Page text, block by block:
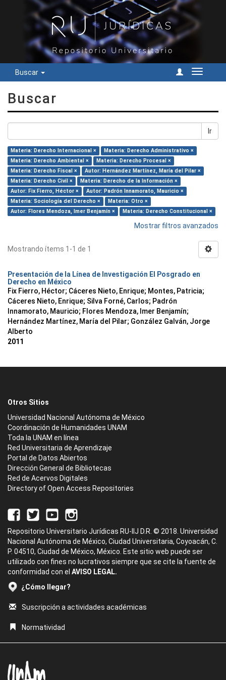
Buscar
Cambiar
Buscar
Ir
Materia: Derecho Internacional ×
Materia: Derecho Administrativo ×
Materia: Derecho Ambiental ×
Materia: Derecho Procesal ×
Materia: Derecho Fiscal ×
Autor: Hernández Martínez, María del Pilar ×
Materia: Derecho Civil ×
Materia: Derecho de la Información ×
Autor: Fix Fierro, Héctor ×
Autor: Padrón Innamorato, Mauricio ×
Materia: Sociología del Derecho ×
Materia: Otro ×
Autor: Flores Mendoza, Imer Benjamín ×
Materia: Derecho Constitucional ×
Mostrar filtros avanzados
Mostrando ítems 1-1 de 1
Presentación de la Línea de Investigación El Posgrado en
Derecho en México
Fix Fierro, Héctor; Cáceres Nieto, Enrique; Montes, Patricia;
Cáceres Nieto, Enrique; Silva Forné, Carlos; Padrón
Innamorato, Mauricio; Flores Mendoza, Imer Benjamín;
Hernández Martínez, María del Pilar; González Galván, Jorge
Alberto
2011
Otros Sitios
Universidad Nacional Autónoma de México
Coordinación de Humanidades UNAM
Toda la UNAM en línea
Red Universitaria de Aprendizaje
Portal de Datos Abiertos
Dirección General de Bibliotecas
Red de Acervos Digitales
Directory of Open Access Repositories
Repositorio Universitario Jurídicas RU-IIJ D.R. © 2018. Universidad
Nacional Autónoma de México, Ciudad Universitaria, Coyoacán, C.
P. 04510, Ciudad de México, México. Este sitio web puede ser
utilizado con fines no lucrativos siempre que se cite la fuente de
conformidad con el AVISO LEGAL.
¿Cómo llegar?
Suscripción a actividades académicas
Normatividad